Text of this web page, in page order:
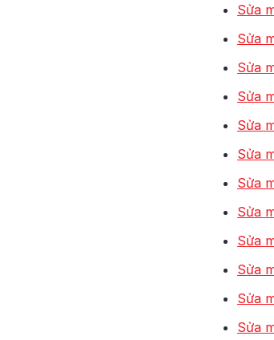
Sửa
Sửa
Sửa
Sửa
Sửa
Sửa
Sửa
Sửa
Sửa
Sửa
Sửa
Sửa